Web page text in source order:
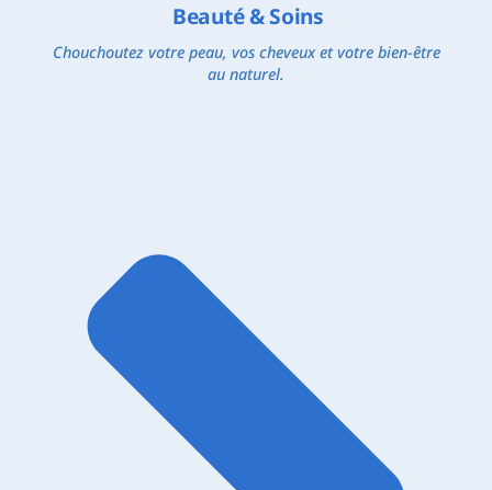
Beauté & Soins
Chouchoutez votre peau, vos cheveux et votre bien-être
au naturel.